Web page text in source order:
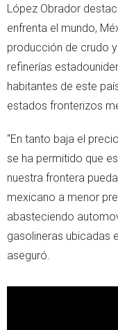
López Obrador
enfrenta el mundo,
producción de crudo
refinerías
habitantes de este
estados fronterizos
“En tanto baja el
se ha permitido que
nuestra frontera
mexicano a menor
abasteciendo
gasolineras ubicadas
aseguró.